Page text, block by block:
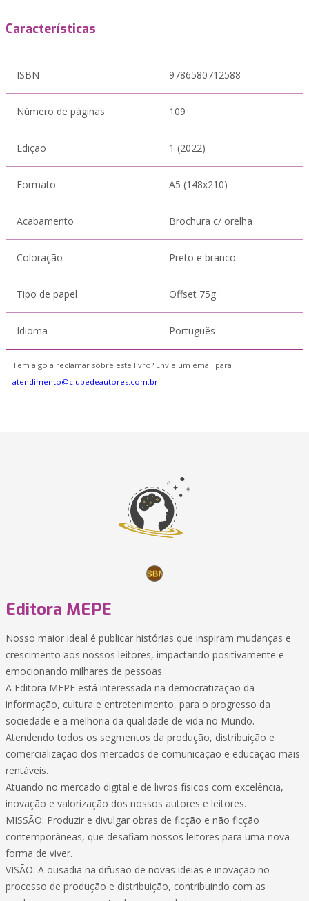
Características
ISBN 9786580712588
Número de páginas 109
Edição 1 (2022)
Formato A5 (148x210)
Acabamento Brochura c/ orelha
Coloração Preto e branco
Tipo de papel Offset 75g
Idioma Português
Tem algo a reclamar sobre este livro? Envie um email para
atendimento@clubedeautores.com.br
Editora MEPE
Nosso maior ideal é publicar histórias que inspiram mudanças e
crescimento aos nossos leitores, impactando positivamente e
emocionando milhares de pessoas.
A Editora MEPE está interessada na democratização da
informação, cultura e entretenimento, para o progresso da
sociedade e a melhoria da qualidade de vida no Mundo.
Atendendo todos os segmentos da produção, distribuição e
comercialização dos mercados de comunicação e educação mais
rentáveis.
Atuando no mercado digital e de livros físicos com excelência,
inovação e valorização dos nossos autores e leitores.
MISSÃO: Produzir e divulgar obras de ficção e não ficção
contemporâneas, que desafiam nossos leitores para uma nova
forma de viver.
VISÃO: A ousadia na difusão de novas ideias e inovação no
processo de produção e distribuição, contribuindo com as